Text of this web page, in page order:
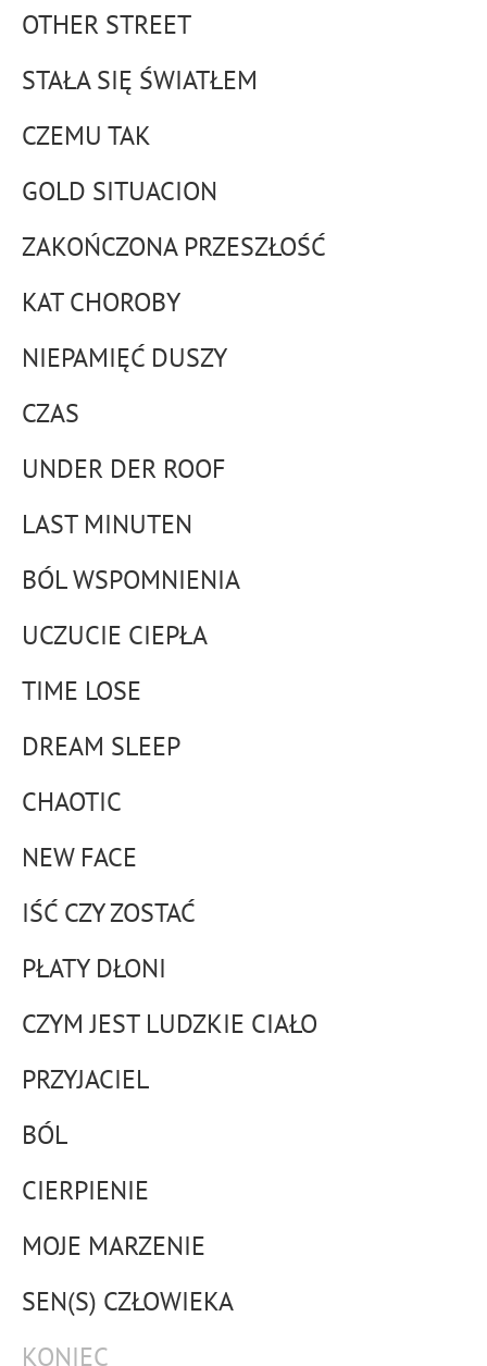
OTHER STREET
STAŁA SIĘ ŚWIATŁEM
CZEMU TAK
GOLD SITUACION
ZAKOŃCZONA PRZESZŁOŚĆ
KAT CHOROBY
NIEPAMIĘĆ DUSZY
CZAS
UNDER DER ROOF
LAST MINUTEN
BÓL WSPOMNIENIA
UCZUCIE CIEPŁA
TIME LOSE
DREAM SLEEP
CHAOTIC
NEW FACE
IŚĆ CZY ZOSTAĆ
PŁATY DŁONI
CZYM JEST LUDZKIE CIAŁO
PRZYJACIEL
BÓL
CIERPIENIE
MOJE MARZENIE
SEN(S) CZŁOWIEKA
KONIEC